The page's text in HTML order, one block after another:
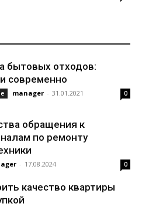
бытовых отходов:
современно
manager - 31.01.2021 0
обращения к
по ремонту
- 17.08.2024 0
качество квартиры